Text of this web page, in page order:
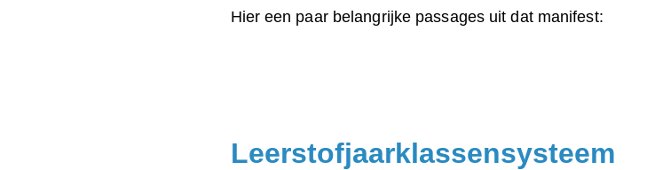
Hier een paar belangrijke passages uit dat manifest:
Leerstofjaarklassensysteem